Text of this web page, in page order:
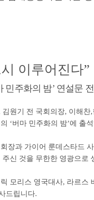
이루어진다”
민주화의 밤’ 연설문
김원기 전 국회의장, 이해찬,
‘버마 민주화의 밤’에 출
장과 가이어 룬데스타드
신 것을 무한한 영광으로
모리스 영국대사, 라르스
드립니다.